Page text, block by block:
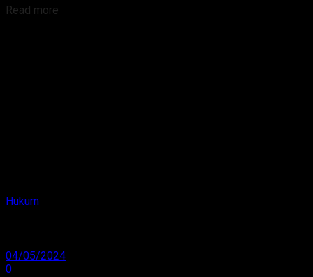
Read more
Hukum
04/05/2024
0